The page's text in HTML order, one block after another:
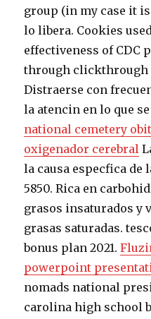
group (in my case it
lo libera. Cookies
effectiveness of CDC
through clickthrough
Distraerse con
la atencin en lo que
national cemetery
oxigenador cerebral
la causa especfica de
5850. Rica en
grasos insaturados y
grasas saturadas.
bonus plan 2021.
powerpoint
nomads national
carolina high school